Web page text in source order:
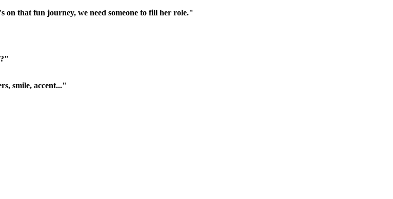
on that fun journey, we need someone to fill her role."
smile, accent..."